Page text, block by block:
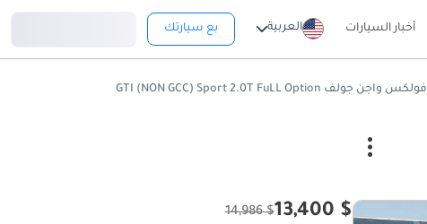
أخبار السيارات العربية بع سيارتك
فولكس واجن جولف GTI (NON GCC) Sport 2.0T FuLL Option
$ 13,400
$ 14,986